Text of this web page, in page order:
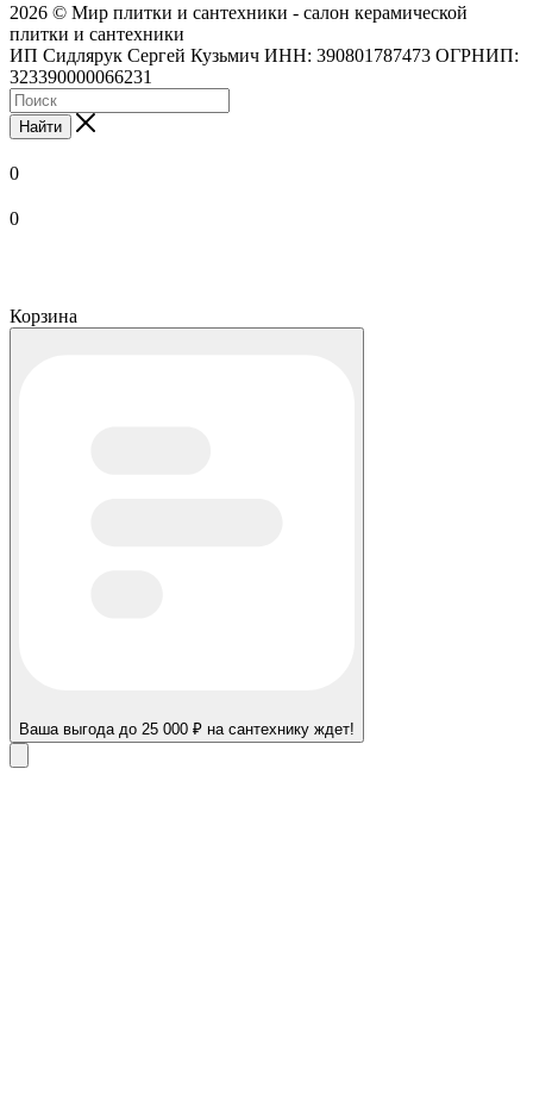
2026 © Мир плитки и сантехники - салон керамической
плитки и сантехники
ИП Сидлярук Сергей Кузьмич ИНН: 390801787473 ОГРНИП:
323390000066231
Найти
0
0
Корзина
Ваша выгода до 25 000 ₽ на сантехнику ждет!